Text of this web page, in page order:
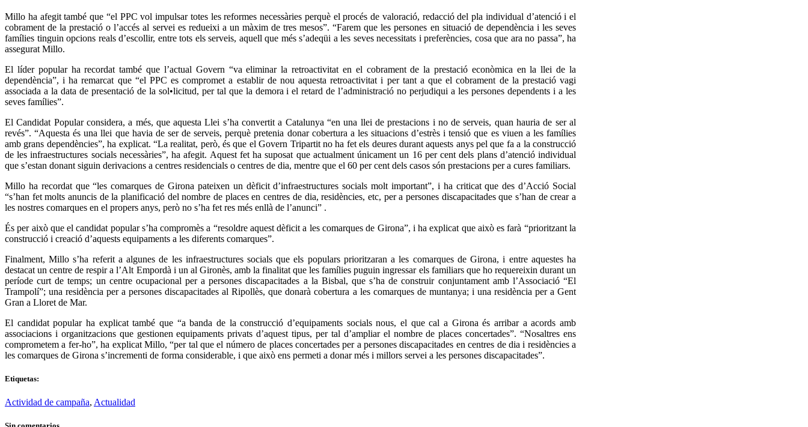
Millo ha afegit també que “el PPC vol impulsar totes les reformes necessàries perquè el procés de valoració, redacció del pla individual d’atenció i el
cobrament de la prestació o l’accés al servei es redueixi a un màxim de tres mesos”. “Farem que les persones en situació de dependència i les seves
famílies tinguin opcions reals d’escollir, entre tots els serveis, aquell que més s’adeqüi a les seves necessitats i preferències, cosa que ara no passa”, ha
assegurat Millo.
El líder popular ha recordat també que l’actual Govern “va eliminar la retroactivitat en el cobrament de la prestació econòmica en la llei de la
dependència”, i ha remarcat que “el PPC es compromet a establir de nou aquesta retroactivitat i per tant a que el cobrament de la prestació vagi
associada a la data de presentació de la sol•licitud, per tal que la demora i el retard de l’administració no perjudiqui a les persones dependents i a les
seves famílies”.
El Candidat Popular considera, a més, que aquesta Llei s’ha convertit a Catalunya “en una llei de prestacions i no de serveis, quan hauria de ser al
revés”. “Aquesta és una llei que havia de ser de serveis, perquè pretenia donar cobertura a les situacions d’estrès i tensió que es viuen a les famílies
amb grans dependències”, ha explicat. “La realitat, però, és que el Govern Tripartit no ha fet els deures durant aquests anys pel que fa a la construcció
de les infraestructures socials necessàries”, ha afegit. Aquest fet ha suposat que actualment únicament un 16 per cent dels plans d’atenció individual
que s’estan donant siguin derivacions a centres residencials o centres de dia, mentre que el 60 per cent dels casos són prestacions per a cures familiars.
Millo ha recordat que “les comarques de Girona pateixen un dèficit d’infraestructures socials molt important”, i ha criticat que des d’Acció Social
“s’han fet molts anuncis de la planificació del nombre de places en centres de dia, residències, etc, per a persones discapacitades que s’han de crear a
les nostres comarques en el propers anys, però no s’ha fet res més enllà de l’anunci” .
És per això que el candidat popular s’ha compromès a “resoldre aquest dèficit a les comarques de Girona”, i ha explicat que això es farà “prioritzant la
construcció i creació d’aquests equipaments a les diferents comarques”.
Finalment, Millo s’ha referit a algunes de les infraestructures socials que els populars prioritzaran a les comarques de Girona, i entre aquestes ha
destacat un centre de respir a l’Alt Empordà i un al Gironès, amb la finalitat que les famílies puguin ingressar els familiars que ho requereixin durant un
període curt de temps; un centre ocupacional per a persones discapacitades a la Bisbal, que s’ha de construir conjuntament amb l’Associació “El
Trampolí”; una residència per a persones discapacitades al Ripollès, que donarà cobertura a les comarques de muntanya; i una residència per a Gent
Gran a Lloret de Mar.
El candidat popular ha explicat també que “a banda de la construcció d’equipaments socials nous, el que cal a Girona és arribar a acords amb
associacions i organitzacions que gestionen equipaments privats d’aquest tipus, per tal d’ampliar el nombre de places concertades”. “Nosaltres ens
comprometem a fer-ho”, ha explicat Millo, “per tal que el número de places concertades per a persones discapacitades en centres de dia i residències a
les comarques de Girona s’incrementi de forma considerable, i que això ens permeti a donar més i millors servei a les persones discapacitades”.
Etiquetas:
Actividad de campaña, Actualidad